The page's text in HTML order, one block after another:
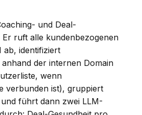
und Deal-
Er ruft alle kundenbezogenen
ab, identifiziert
der internen Domain
wenn
verbunden ist), gruppiert
führt dann zwei LLM-